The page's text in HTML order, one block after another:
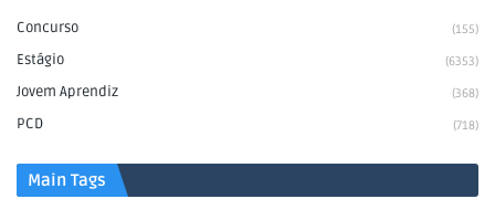
Concurso (155)
Estágio (6353)
Jovem Aprendiz (368)
PCD (718)
Main Tags